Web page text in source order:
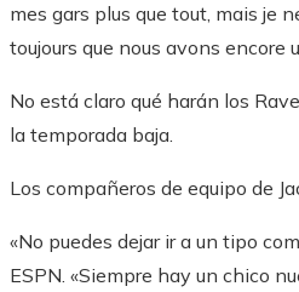
mes gars plus que tout, mais je
toujours que nous avons encore
No está claro qué harán los
la temporada baja.
Los compañeros de equipo de
«No puedes dejar ir a un tipo
ESPN. «Siempre hay un chico